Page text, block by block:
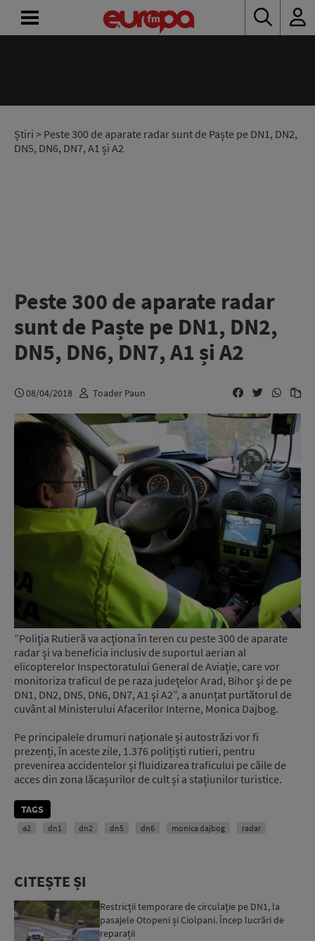
Știri > Peste 300 de aparate radar sunt de Paște pe DN1, DN2,
DN5, DN6, DN7, A1 și A2
Peste 300 de aparate radar
sunt de Paște pe DN1, DN2,
DN5, DN6, DN7, A1 și A2
08/04/2018 Toader Paun
”Poliţia Rutieră va acţiona în teren cu peste 300 de aparate
radar şi va beneficia inclusiv de suportul aerian al
elicopterelor Inspectoratului General de Aviaţie, care vor
monitoriza traficul de pe raza judeţelor Arad, Bihor şi de pe
DN1, DN2, DN5, DN6, DN7, A1 şi A2”, a anunțat purtătorul de
cuvânt al Ministerului Afacerilor Interne, Monica Dajbog.
Pe principalele drumuri naționale și autostrăzi vor fi
prezenți, în aceste zile, 1.376 polițiști rutieri, pentru
prevenirea accidentelor și fluidizarea traficului pe căile de
acces din zona lăcașurilor de cult și a stațiunilor turistice.
TAGS
a2 dn1 dn2 dn5 dn6 monica dajbog radar
CITEȘTE ȘI
Restricții temporare de circulație pe DN1, la
pasajele Otopeni și Ciolpani. Încep lucrări de
reparații
RADIO